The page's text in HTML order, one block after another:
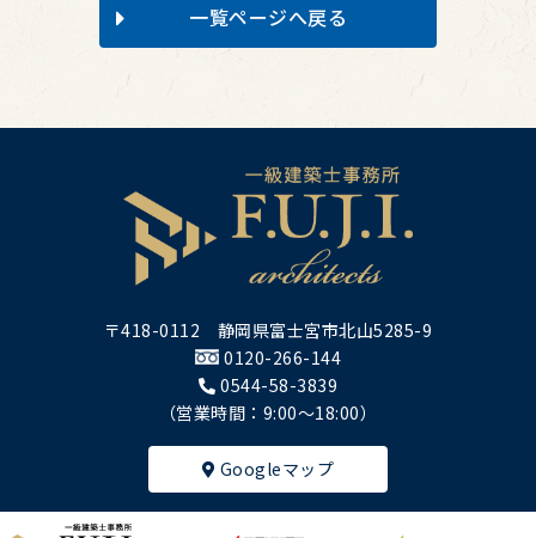
一覧ページへ戻る
〒418-0112 静岡県富士宮市北山5285-9
0120-266-144
0544-58-3839
（営業時間：9:00～18:00）
Googleマップ